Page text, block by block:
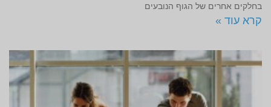
בחלקים אחרים של הגוף הנובעים
קרא עוד »